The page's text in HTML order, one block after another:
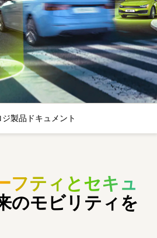
ジ製品 ドキュメント
フティとセキュ
のモビリティを